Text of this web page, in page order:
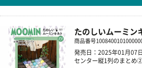
たのしいムーミン
商品番号
発売日：2025年01月07日
センター縦1列のまと